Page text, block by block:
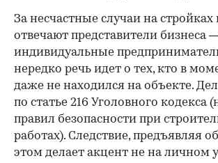
За несчастные случаи на стройках
отвечают представители бизнеса
индивидуальные
нередко речь идет о тех, кто в
даже не находился на объекте.
по статье 216 Уголовного кодекса
правил безопасности при
работах). Следствие, предъявляя
этом делает акцент не на личном